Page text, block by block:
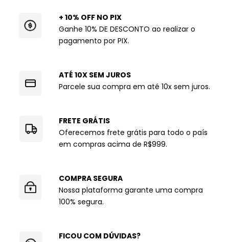
+ 10% OFF NO PIX
Ganhe 10% DE DESCONTO ao realizar o
pagamento por PIX.
ATÉ 10X SEM JUROS
Parcele sua compra em até 10x sem juros.
FRETE GRÁTIS
Oferecemos frete grátis para todo o país
em compras acima de R$999.
COMPRA SEGURA
Nossa plataforma garante uma compra
100% segura.
FICOU COM DÚVIDAS?